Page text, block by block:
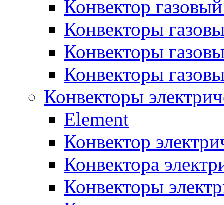
Конвектор
Конвекторы
Конвекторы
Конвекторы
Конвекторы
Element
Конвектор
Конвектора
Конвекторы